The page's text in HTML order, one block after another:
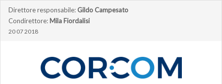
Direttore responsabile:Gildo Campesato
Condirettore: Mila Fiordalisi
20 07 2018